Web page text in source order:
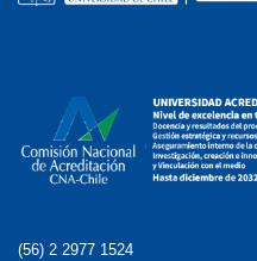
(56) 2 2977 1524